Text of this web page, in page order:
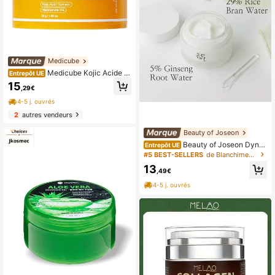
Medicube
Entrepôt UE Medicube Kojic Acide T
urmeric Vita Capsule Cream 53g -
Crème capsule Vita à l'acide kojiqu
e et au curcuma
15 ,29€
4-5 j. ouvrés
2autres vendeurs
Beauty of Joseon
Entrepôt UE Beauty of Joseon Dynas
ty Cream 50ML - Crème anti-âge
#5 BEST-SELLERS de Blanchiment Hydratants
13 ,49€
4-5 j. ouvrés